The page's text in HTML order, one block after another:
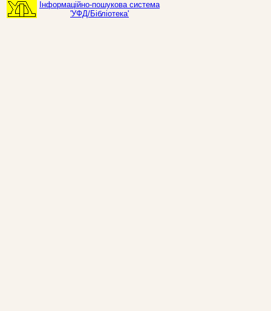
Інформаційно-пошукова система
'УФД/Бібліотека'